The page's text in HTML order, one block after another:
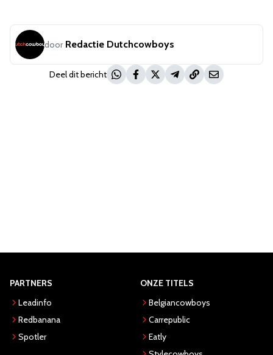
door Redactie Dutchcowboys
Deel dit bericht
PARTNERS
Leadinfo
Redbanana
Spotler
ONZE TITELS
Belgiancowboys
Carrepublic
Eatly